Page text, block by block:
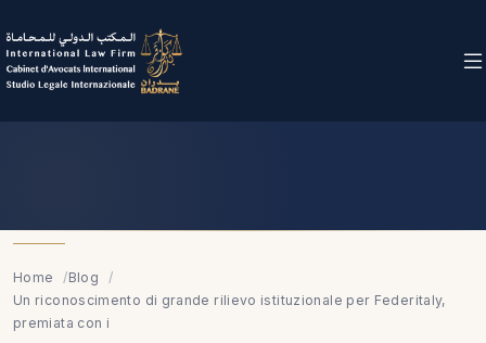
Home
Blog
Un riconoscimento di grande rilievo istituzionale per Federitaly,
premiata con i